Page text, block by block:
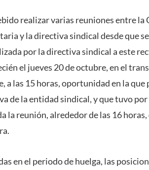
realizar varias reuniones entre la
y la directiva sindical desde que
por la directiva sindical a este
el jueves 20 de octubre, en el
a las 15 horas, oportunidad en la
de la entidad sindical, y que tuvo
la reunión, alrededor de las 16
en el periodo de huelga, las